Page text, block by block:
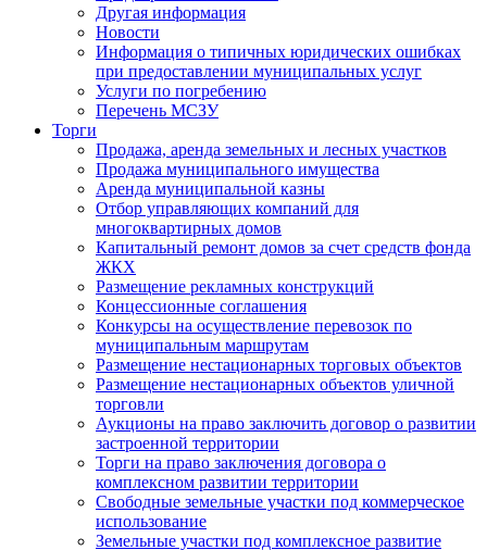
Другая информация
Новости
Информация о типичных юридических ошибках
при предоставлении муниципальных услуг
Услуги по погребению
Перечень МСЗУ
Торги
Продажа, аренда земельных и лесных участков
Продажа муниципального имущества
Аренда муниципальной казны
Отбор управляющих компаний для
многоквартирных домов
Капитальный ремонт домов за счет средств фонда
ЖКХ
Размещение рекламных конструкций
Концессионные соглашения
Конкурсы на осуществление перевозок по
муниципальным маршрутам
Размещение нестационарных торговых объектов
Размещение нестационарных объектов уличной
торговли
Аукционы на право заключить договор о развитии
застроенной территории
Торги на право заключения договора о
комплексном развитии территории
Свободные земельные участки под коммерческое
использование
Земельные участки под комплексное развитие